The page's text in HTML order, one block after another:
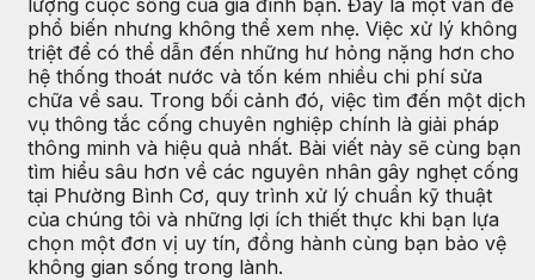
phổ biến nhưng không thể xem nhẹ. Việc xử lý không
triệt để có thể dẫn đến những hư hỏng nặng hơn cho
hệ thống thoát nước và tốn kém nhiều chi phí sửa
chữa về sau. Trong bối cảnh đó, việc tìm đến một dịch
vụ thông tắc cống chuyên nghiệp chính là giải pháp
thông minh và hiệu quả nhất. Bài viết này sẽ cùng bạn
tìm hiểu sâu hơn về các nguyên nhân gây nghẹt cống
tại Phường Bình Cơ, quy trình xử lý chuẩn kỹ thuật
của chúng tôi và những lợi ích thiết thực khi bạn lựa
chọn một đơn vị uy tín, đồng hành cùng bạn bảo vệ
không gian sống trong lành.